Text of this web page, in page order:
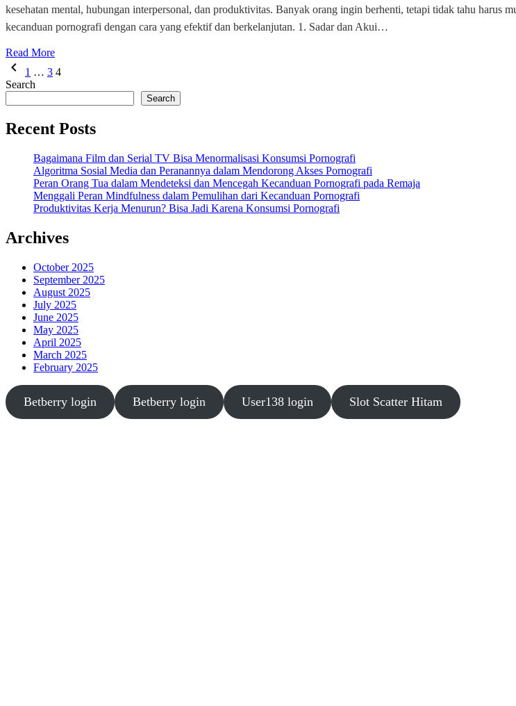
kesehatan mental, hubungan interpersonal, dan produktivitas. Banyak orang ingin berhenti, tetapi tidak tahu harus
kecanduan pornografi dengan cara yang efektif dan berkelanjutan. 1. Sadar dan Akui…
Read More
Posts
pagination
1 … 3 4
Search
Search
Recent Posts
Bagaimana Film dan Serial TV Bisa Menormalisasi Konsumsi Pornografi
Algoritma Sosial Media dan Peranannya dalam Mendorong Akses Pornografi
Peran Orang Tua dalam Mendeteksi dan Mencegah Kecanduan Pornografi pada Remaja
Menggali Peran Mindfulness dalam Pemulihan dari Kecanduan Pornografi
Produktivitas Kerja Menurun? Bisa Jadi Karena Konsumsi Pornografi
Archives
October 2025
September 2025
August 2025
July 2025
June 2025
May 2025
April 2025
March 2025
February 2025
Betberry login Betberry login User138 login Slot Scatter Hitam